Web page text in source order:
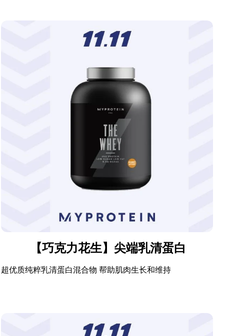
【巧克力花生】尖端乳清蛋白
超优质纯粹乳清蛋白混合物 帮助肌肉生长和维持